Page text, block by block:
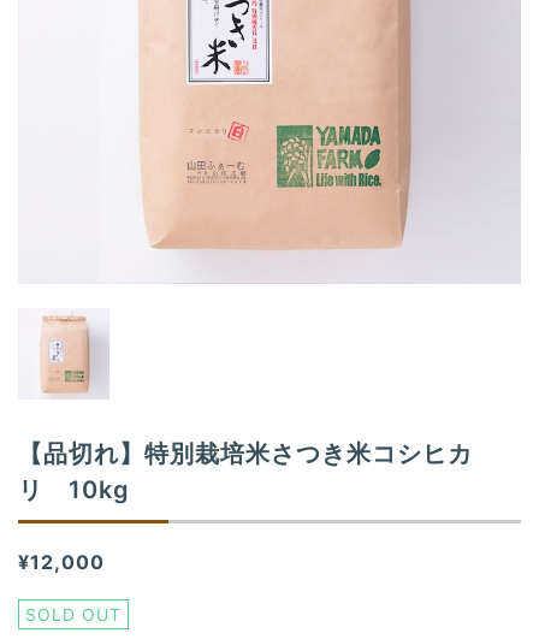
o
【品切れ】特別栽培米さつき米コシヒカ
リ 10kg
¥12,000
SOLD OUT